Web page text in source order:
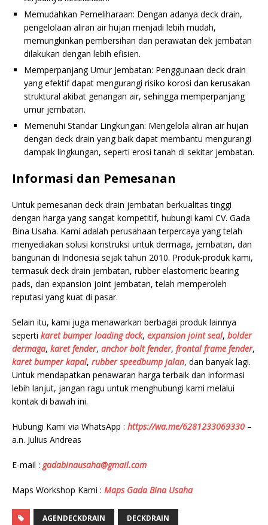
Memudahkan Pemeliharaan: Dengan adanya deck drain,
pengelolaan aliran air hujan menjadi lebih mudah,
memungkinkan pembersihan dan perawatan dek jembatan
dilakukan dengan lebih efisien.
Memperpanjang Umur Jembatan: Penggunaan deck drain
yang efektif dapat mengurangi risiko korosi dan kerusakan
struktural akibat genangan air, sehingga memperpanjang
umur jembatan.
Memenuhi Standar Lingkungan: Mengelola aliran air hujan
dengan deck drain yang baik dapat membantu mengurangi
dampak lingkungan, seperti erosi tanah di sekitar jembatan.
Informasi dan Pemesanan
Untuk pemesanan deck drain jembatan berkualitas tinggi
dengan harga yang sangat kompetitif, hubungi kami CV. Gada
Bina Usaha. Kami adalah perusahaan terpercaya yang telah
menyediakan solusi konstruksi untuk dermaga, jembatan, dan
bangunan di Indonesia sejak tahun 2010. Produk-produk kami,
termasuk deck drain jembatan, rubber elastomeric bearing
pads, dan expansion joint jembatan, telah memperoleh
reputasi yang kuat di pasar.
Selain itu, kami juga menawarkan berbagai produk lainnya
seperti karet bumper loading dock, expansion joint seal, bolder
dermaga, karet fender, anchor bolt fender, frontal frame fender,
karet bumper kapal, rubber speedbump jalan, dan banyak lagi.
Untuk mendapatkan penawaran harga terbaik dan informasi
lebih lanjut, jangan ragu untuk menghubungi kami melalui
kontak di bawah ini.
Hubungi Kami via WhatsApp : https://wa.me/6281233069330 –
a.n. Julius Andreas
E-mail : gadabinausaha@gmail.com
Maps Workshop Kami : Maps Gada Bina Usaha
AGENDECKDRAIN DECKDRAIN